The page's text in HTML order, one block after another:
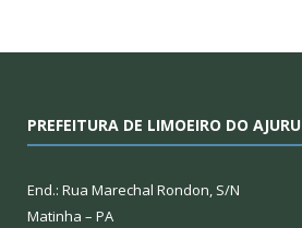
PREFEITURA DE LIMOEIRO DO AJURU
End.: Rua Marechal Rondon, S/N
Matinha – PA